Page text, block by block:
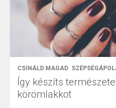
CSINÁLD MAGAD
Így készíts
körömlakkot